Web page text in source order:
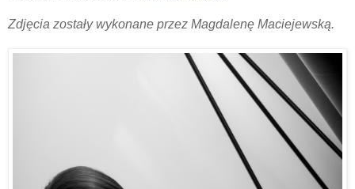
Zdjęcia zostały wykonane przez Magdalenę Maciejewską.